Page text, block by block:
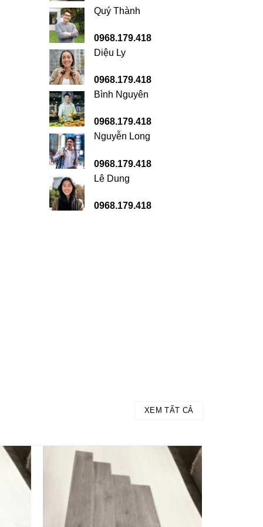
Quý Thành
0968.179.418
Diệu Ly
0968.179.418
Bình Nguyên
0968.179.418
Nguyễn Long
0968.179.418
Lê Dung
0968.179.418
XEM TẤT CẢ
Add to
wishlist